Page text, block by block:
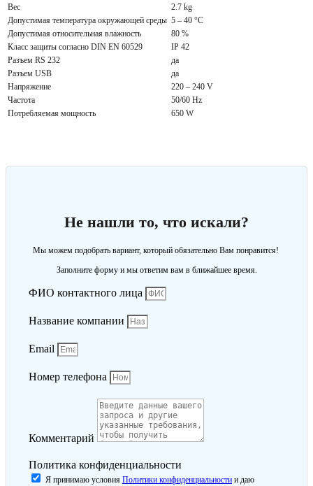
Вес
2.7 kg
Допустимая температура окружающей среды 5 – 40 °C
Допустимая относительная влажность
80 %
Класс защиты согласно DIN EN 60529
IP 42
Разъем RS 232
да
Разъем USB
да
Напряжение
220 – 240 V
Частота
50/60 Hz
Потребляемая мощность
650 W
Не нашли то, что искали?
Мы можем подобрать вариант, который обязательно Вам понравится!
Заполните форму и мы ответим вам в ближайшее время.
ФИО контактного лица
Название компании
Email
Номер телефона
Комментарий
Политика конфиденциальности
Я принимаю условия Политики конфиденциальности и даю